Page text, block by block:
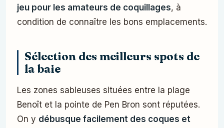
jeu pour les amateurs de coquillages, à
condition de connaître les bons emplacements.
Sélection des meilleurs spots de
la baie
Les zones sableuses situées entre la plage
Benoît et la pointe de Pen Bron sont réputées.
On y débusque facilement des coques et